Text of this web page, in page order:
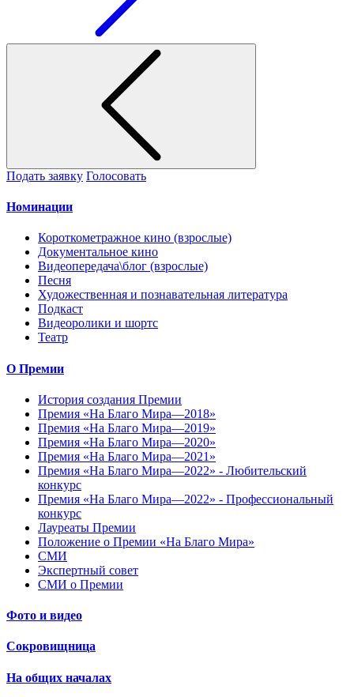
Подать заявку Голосовать
Номинации
Короткометражное кино (взрослые)
Документальное кино
Видеопередача\блог (взрослые)
Песня
Художественная и познавательная литература
Подкаст
Видеоролики и шортс
Театр
О Премии
История создания Премии
Премия «На Благо Мира—2018»
Премия «На Благо Мира—2019»
Премия «На Благо Мира—2020»
Премия «На Благо Мира—2021»
Премия «На Благо Мира—2022» - Любительский
конкурс
Премия «На Благо Мира—2022» - Профессиональный
конкурс
Лауреаты Премии
Положение о Премии «На Благо Мира»
СМИ
Экспертный совет
СМИ о Премии
Фото и видео
Сокровищница
На общих началах